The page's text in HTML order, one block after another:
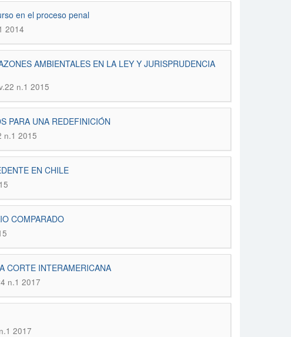
en el proceso penal
2014
AMBIENTALES EN LA LEY Y JURISPRUDENCIA
n.1 2015
PARA UNA REDEFINICIÓN
n.1 2015
EN CHILE
COMPARADO
CORTE INTERAMERICANA
n.1 2017
2017